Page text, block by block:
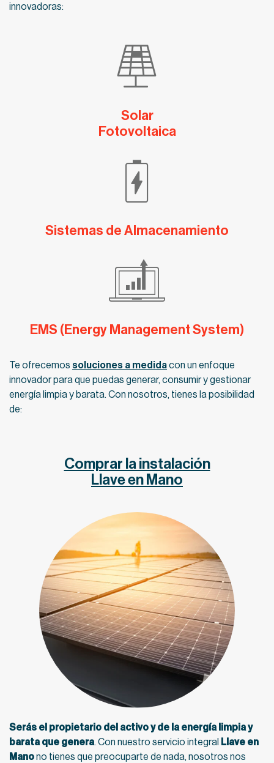
innovadoras:
Solar
Fotovoltaica
Sistemas de Almacenamiento
EMS (Energy Management System)
Te ofrecemos soluciones a medidacon un enfoque
innovador para que puedas generar, consumir y gestionar
energía limpia y barata. Con nosotros, tienes la posibilidad
de:
Comprar la instalación
Llave en Mano
Serás el propietario del activo y de la energía limpia y
barata que genera. Con nuestro servicio integral Llave en
Manono tienes que preocuparte de nada, nosotros nos